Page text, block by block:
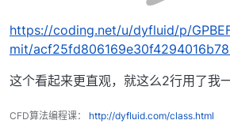
https://coding.net/u/dyfluid/p/
mit/
这个看起来更直观，就这么2行用了我
CFD算法编程课： http://dyfluid.com/class.html